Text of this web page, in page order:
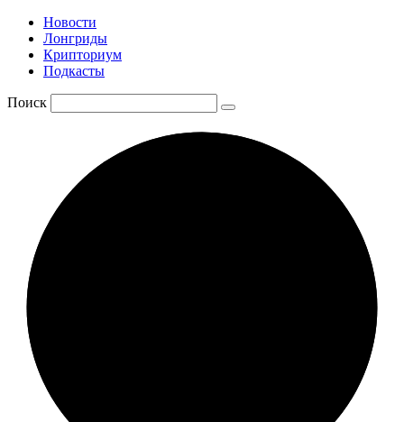
Новости
Лонгриды
Крипториум
Подкасты
Поиск